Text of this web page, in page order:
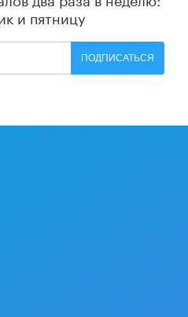
и пятницу
ПОДПИСАТЬСЯ